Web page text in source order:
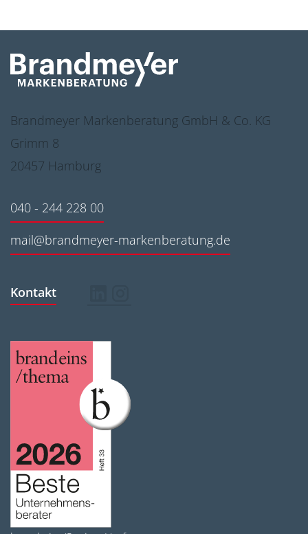
Brandmeyer Markenberatung GmbH & Co. KG
Grimm 8
20457 Hamburg
040 - 244 228 00
mail@brandmeyer-markenberatung.de
Kontakt